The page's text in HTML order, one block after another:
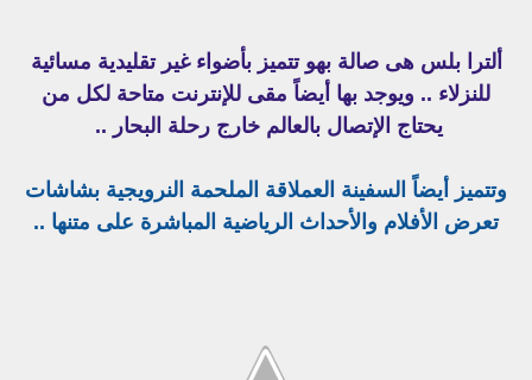
ألترا بلس هى صالة بهو تتميز بأضواء غير تقليدية مسائية
للنزلاء .. ويوجد بها أيضاً مقى للإنترنت متاحة لكل من
يحتاج الإتصال بالعالم خارج رحلة البحار ..
وتتميز أيضاً السفينة العملاقة الملحمة النرويجية بشاشات
تعرض الأفلام والأحداث الرياضية المباشرة على متنها ..